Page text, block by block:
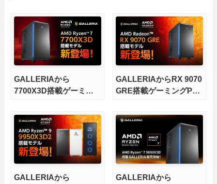
GALLERIAから
7700X3D搭載ゲーミン
GALLERIAからRX 9070
GRE搭載ゲーミングPC
GALLERIAから
GALLERIAから